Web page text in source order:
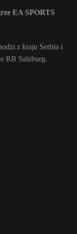
EA SPORTS
z kraju Serbia i
RB Salzburg.